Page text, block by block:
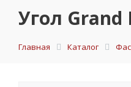
Угол
Главная Каталог